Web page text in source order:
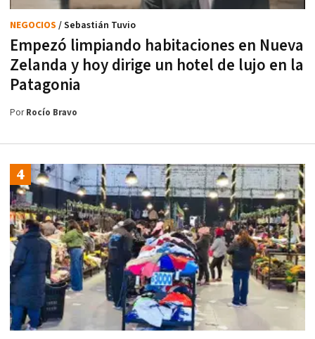
Empezó limpiando habitaciones en Nueva
Zelanda y hoy dirige un hotel de lujo en la
Patagonia
NEGOCIOS / Sebastián Tuvio
PorRocío Bravo